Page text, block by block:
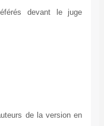
devant le juge
de la version en